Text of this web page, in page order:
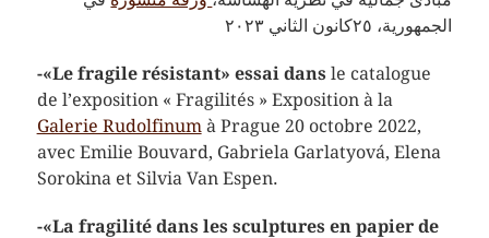
الجمهورية، ٢٥كانون الثاني ٢٠٢٣
-«Le fragile résistant» essai dans le catalogue
de l’exposition « Fragilités » Exposition à la
Galerie Rudolfinumà Prague 20 octobre 2022,
avec Emilie Bouvard, Gabriela Garlatyová, Elena
Sorokina et Silvia Van Espen.
-«La fragilité dans les sculptures en papier de